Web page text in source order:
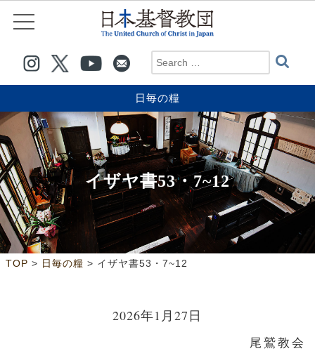
日毎の糧
イザヤ書53・7~12
TOP > 日毎の糧 > イザヤ書53・7~12
2026年1月27日
尾鷲教会